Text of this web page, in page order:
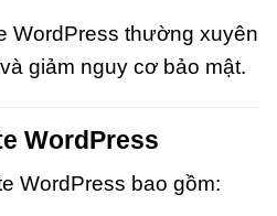
WordPress thường xuyên
giảm nguy cơ bảo mật.
WordPress
WordPress bao gồm: